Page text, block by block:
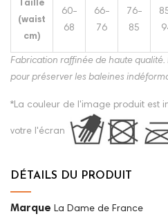
Taille
(waist
cm)
60-
68
66-
76
76-
85
Fabrication raffinée de haute
pour préserver les baleines
*La couleur de l'image produit est
votre l'écran
DÉTAILS DU PRODUIT
Marque La Dame de France